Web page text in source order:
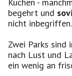
begehrt und
nicht inbegriffen.
Zwei Parks sind
nach Lust und
ein wenig an